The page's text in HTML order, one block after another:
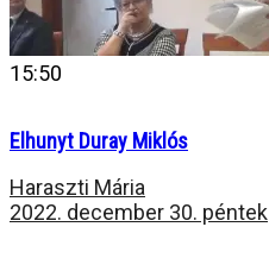
15:50
Elhunyt Duray Miklós
Haraszti Mária
2022. december 30. péntek